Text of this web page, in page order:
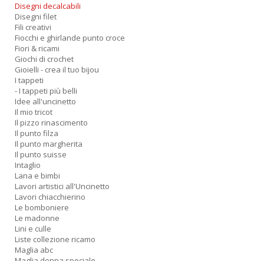
Disegni decalcabili
Disegni filet
Fili creativi
Fiocchi e ghirlande punto croce
Fiori & ricami
Giochi di crochet
Gioielli - crea il tuo bijou
I tappeti
- I tappeti più belli
Idee all'uncinetto
Il mio tricot
Il pizzo rinascimento
Il punto filza
Il punto margherita
Il punto suisse
Intaglio
Lana e bimbi
Lavori artistici all'Uncinetto
Lavori chiacchierino
Le bomboniere
Le madonne
Lini e culle
Liste collezione ricamo
Maglia abc